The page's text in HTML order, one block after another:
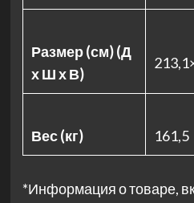
Размер (см) (Д
х Ш х В)
Вес (кг) 161,5
*Информация о товаре,